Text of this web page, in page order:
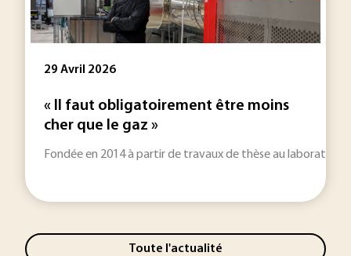
29 Avril 2026
« Il faut obligatoirement être moins
cher que le gaz »
Fondée en 2014 à partir de travaux de thèse au laboratoire
Toute l'actualité